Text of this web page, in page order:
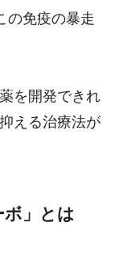
の免疫の暴走
を開発できれ
える治療法が
ボ」とは